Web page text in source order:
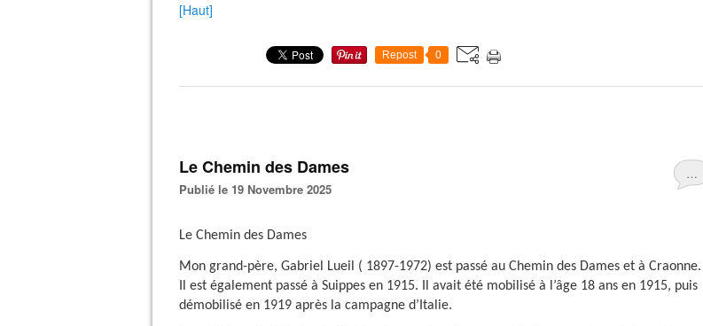
[Haut]
Repost 0
…
Le Chemin des Dames
Publié le 19 Novembre 2025
Le Chemin des Dames
Mon grand-père, Gabriel Lueil ( 1897-1972) est passé au Chemin des Dames et à Craonne.
Il est également passé à Suippes en 1915. Il avait été mobilisé à l’âge 18 ans en 1915, puis
démobilisé en 1919 après la campagne d’Italie.